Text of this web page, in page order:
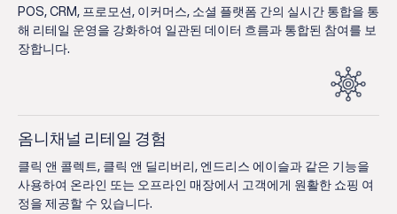
POS, CRM, 프로모션, 이커머스, 소셜 플랫폼 간의 실시간 통합을 통
해 리테일 운영을 강화하여 일관된 데이터 흐름과 통합된 참여를 보
장합니다.
옴니채널 리테일 경험
클릭 앤 콜렉트, 클릭 앤 딜리버리, 엔드리스 에이슬과 같은 기능을
사용하여 온라인 또는 오프라인 매장에서 고객에게 원활한 쇼핑 여
정을 제공할 수 있습니다.